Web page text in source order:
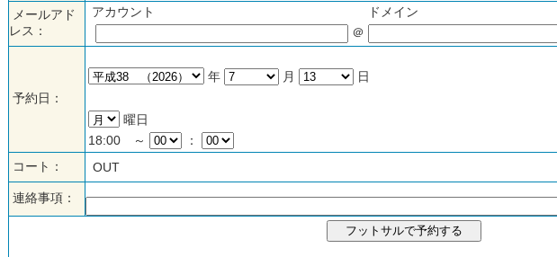
メールアド
レス：
アカウント
ドメイン
＠
予約日：
年 月 日
曜日
18:00 ～
：
コート：
OUT
連絡事項：